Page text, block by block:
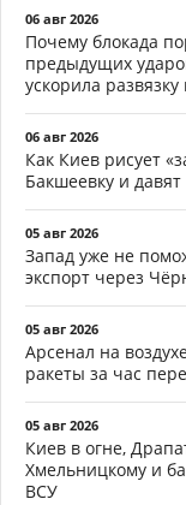
06 авг 2026
Почему блокада
предыдущих
ускорила
06 авг 2026
Как Киев рисует
Бакшеевку и
05 авг 2026
Запад уже не
экспорт через
05 авг 2026
Арсенал на
ракеты за час
05 авг 2026
Киев в огне,
Хмельницкому и
ВСУ